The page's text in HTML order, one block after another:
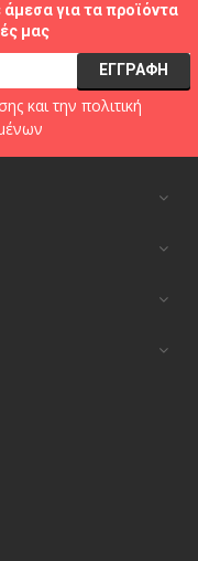
για τα προϊόντα
μας
και την πολιτική